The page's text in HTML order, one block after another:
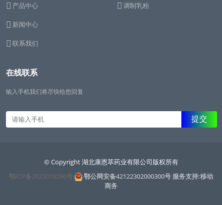
产品中心
新闻中心
联系我们
调制乳粉
在线联系
输入手机我们将尽快给您回复
© Copyright 湖北康恩萃药业有限公司版权所有
鄂ICP备2023018296号
鄂公网安备42122302000300号 服务支持:移动
商务